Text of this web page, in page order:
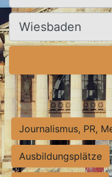
Ort, Stadt
Journalismus, PR,
Ausbildungsplätze